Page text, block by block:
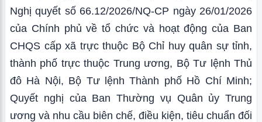
Nghị quyết số 66.12/2026/NQ-CP ngày 26/01/2026
của Chính phủ về tổ chức và hoạt động của Ban
CHQS cấp xã trực thuộc Bộ Chỉ huy quân sự tỉnh,
thành phố trực thuộc Trung ương, Bộ Tư lệnh Thủ
đô Hà Nội, Bộ Tư lệnh Thành phố Hồ Chí Minh;
Quyết nghị của Ban Thường vụ Quân ủy Trung
ương và nhu cầu biên chế, điều kiện, tiêu chuẩn đối